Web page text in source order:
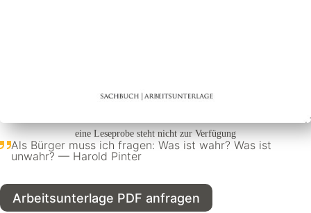
eine Leseprobe steht nicht zur Verfügung
Als Bürger muss ich fragen: Was ist wahr? Was ist
unwahr? — Harold Pinter
Arbeitsunterlage PDF anfragen